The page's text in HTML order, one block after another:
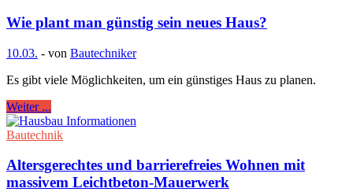
Wie plant man günstig sein neues Haus?
10.03. - von Bautechniker
Es gibt viele Möglichkeiten, um ein günstiges Haus zu planen.
Weiter ...
Bautechnik
Altersgerechtes und barrierefreies Wohnen mit
massivem Leichtbeton-Mauerwerk